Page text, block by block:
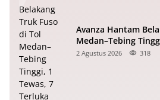
Avanza Hantam
Medan–Tebing
2 Agustus 2026 318